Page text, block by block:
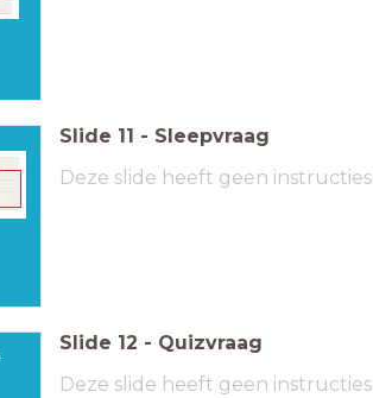
Slide 11 - Sleepvraag
Deze slide heeft geen instructies
Slide 12 - Quizvraag
Deze slide heeft geen instructies